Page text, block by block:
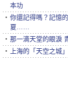
本功
‧ 你還記得嗎？記憶
夏……
‧ 那一滴天堂的眼淚
‧
上海的「天空之城」